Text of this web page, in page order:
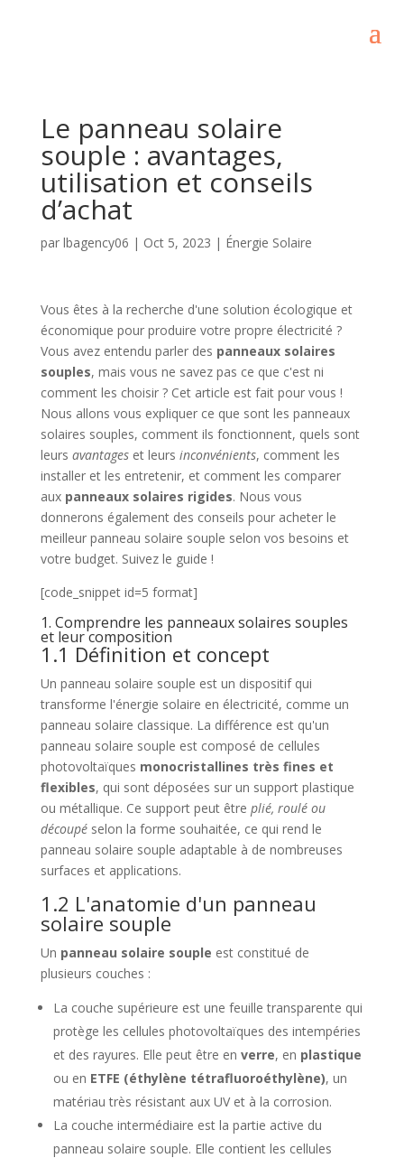
Le panneau solaire
souple : avantages,
utilisation et conseils
d’achat
par lbagency06 | Oct 5, 2023 | Énergie Solaire
Vous êtes à la recherche d'une solution écologique et
économique pour produire votre propre électricité ?
Vous avez entendu parler des panneaux solaires
souples, mais vous ne savez pas ce que c'est ni
comment les choisir ? Cet article est fait pour vous !
Nous allons vous expliquer ce que sont les panneaux
solaires souples, comment ils fonctionnent, quels sont
leurs avantageset leurs inconvénients, comment les
installer et les entretenir, et comment les comparer
aux panneaux solaires rigides. Nous vous
donnerons également des conseils pour acheter le
meilleur panneau solaire souple selon vos besoins et
votre budget. Suivez le guide !
[code_snippet id=5 format]
1. Comprendre les panneaux solaires souples
et leur composition
1.1 Définition et concept
Un panneau solaire souple est un dispositif qui
transforme l'énergie solaire en électricité, comme un
panneau solaire classique. La différence est qu'un
panneau solaire souple est composé de cellules
photovoltaïques monocristallines très fines et
flexibles, qui sont déposées sur un support plastique
ou métallique. Ce support peut être plié, roulé ou
découpéselon la forme souhaitée, ce qui rend le
panneau solaire souple adaptable à de nombreuses
surfaces et applications.
1.2 L'anatomie d'un panneau
solaire souple
Un panneau solaire souple est constitué de
plusieurs couches :
La couche supérieure est une feuille transparente qui
protège les cellules photovoltaïques des intempéries
et des rayures. Elle peut être en verre, en plastique
ou en ETFE (éthylène tétrafluoroéthylène), un
matériau très résistant aux UV et à la corrosion.
La couche intermédiaire est la partie active du
panneau solaire souple. Elle contient les cellules